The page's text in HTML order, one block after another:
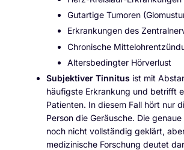
Gutartige Tumoren
Erkrankungen des
Chronische
Altersbedingter Hörverlust
Subjektiver Tinnitus ist mit
häufigste Erkrankung und betrifft
Patienten. In diesem Fall hört nur
Person die Geräusche. Die
noch nicht vollständig geklärt,
medizinische Forschung deutet